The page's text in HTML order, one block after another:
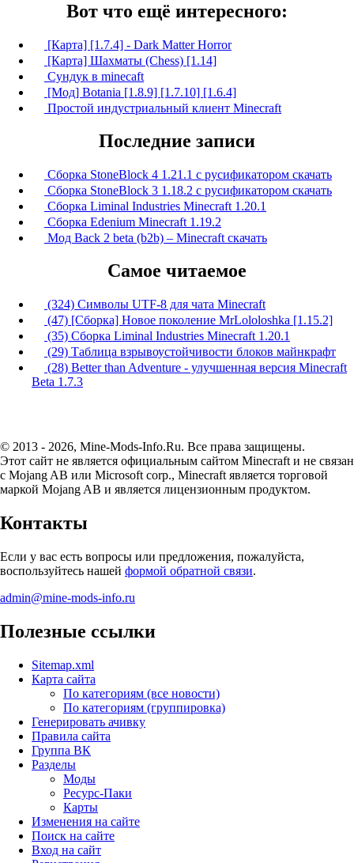
Вот что ещё интересного:
[Карта] [1.7.4] - Dark Matter Horror
[Карта] Шахматы (Chess) [1.14]
Сундук в minecaft
[Мод] Botania [1.8.9] [1.7.10] [1.6.4]
Простой индустриальный клиент Minecraft
Последние записи
Сборка StoneBlock 4 1.21.1 с русификатором скачать
Сборка StoneBlock 3 1.18.2 с русификатором скачать
Сборка Liminal Industries Minecraft 1.20.1
Сборка Edenium Minecraft 1.19.2
Мод Back 2 beta (b2b) – Minecraft скачать
Самое читаемое
(324) Символы UTF-8 для чата Minecraft
(47) [Сборка] Новое поколение MrLololoshka [1.15.2]
(35) Сборка Liminal Industries Minecraft 1.20.1
(29) Таблица взрывоустойчивости блоков майнкрафт
(28) Better than Adventure - улучшенная версия Minecraft
Beta 1.7.3
© 2013 - 2026, Mine-Mods-Info.Ru. Все права защищены.
Этот сайт не является официальным сайтом Minecraft и не связан
с Mojang AB или Microsoft corp., Minecraft является торговой
маркой Mojang AB и является лицензионным продуктом.
Контакты
Если у вас есть вопросы или предложения, пожалуйста,
воспользуйтесь нашей формой обратной связи.
admin@mine-mods-info.ru
Полезные ссылки
Sitemap.xml
Карта сайта
По категориям (все новости)
По категориям (группировка)
Генерировать ачивку
Правила сайта
Группа ВК
Разделы
Моды
Ресурс-Паки
Карты
Изменения на сайте
Поиск на сайте
Вход на сайт